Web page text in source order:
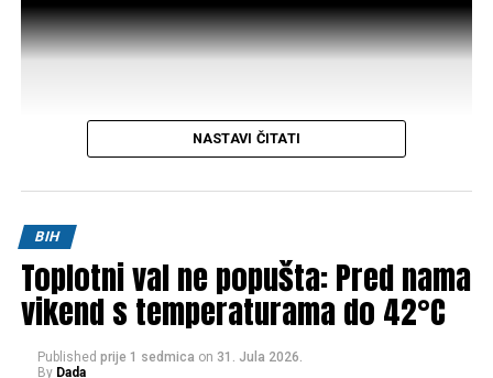
Tweet Share
Mail
NASTAVI ČITATI
BIH
Toplotni val ne popušta: Pred nama
vikend s temperaturama do 42°C
Published prije 1 sedmica on 31. Jula 2026.
By Dada